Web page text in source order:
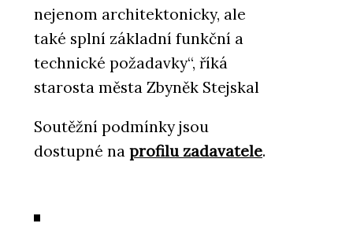
nejenom architektonicky, ale
také splní základní funkční a
technické požadavky“, říká
starosta města Zbyněk Stejskal
Soutěžní podmínky jsou
dostupné na profilu zadavatele.